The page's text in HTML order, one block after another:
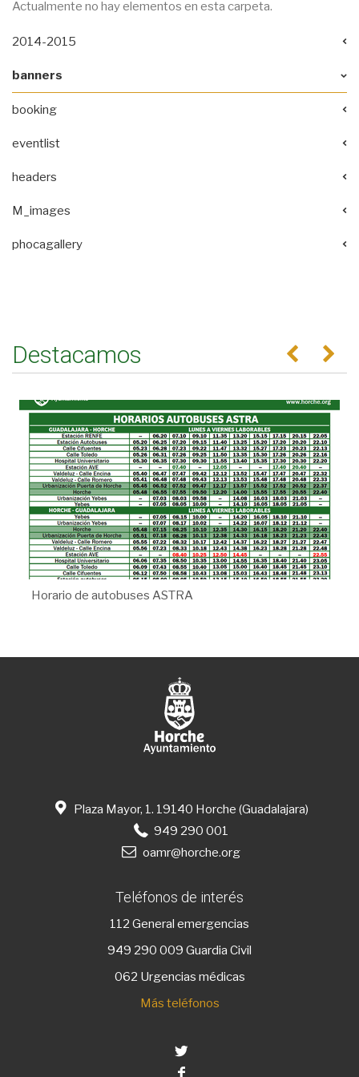
Actualmente no hay elementos en esta carpeta.
2014-2015
banners
booking
eventlist
headers
M_images
phocagallery
Destacamos Anterior
Horario de autobuses ASTRA
Plaza Mayor, 1. 19140 Horche (Guadalajara)
949 290 001
oamr@horche.org
Teléfonos de interés
112 General emergencias
949 290 009 Guardia Civil
062 Urgencias médicas
Más teléfonos